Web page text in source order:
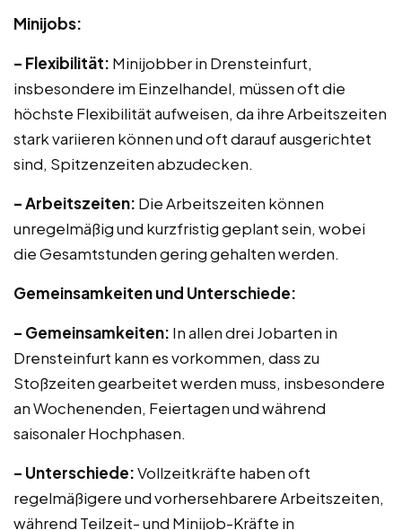
Minijobs:
– Flexibilität: Minijobber in Drensteinfurt,
insbesondere im Einzelhandel, müssen oft die
höchste Flexibilität aufweisen, da ihre Arbeitszeiten
stark variieren können und oft darauf ausgerichtet
sind, Spitzenzeiten abzudecken.
– Arbeitszeiten: Die Arbeitszeiten können
unregelmäßig und kurzfristig geplant sein, wobei
die Gesamtstunden gering gehalten werden.
Gemeinsamkeiten und Unterschiede:
– Gemeinsamkeiten: In allen drei Jobarten in
Drensteinfurt kann es vorkommen, dass zu
Stoßzeiten gearbeitet werden muss, insbesondere
an Wochenenden, Feiertagen und während
saisonaler Hochphasen.
– Unterschiede:Vollzeitkräfte haben oft
regelmäßigere und vorhersehbarere Arbeitszeiten,
während Teilzeit- und Minijob-Kräfte in